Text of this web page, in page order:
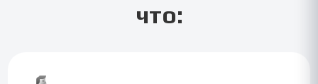
что: